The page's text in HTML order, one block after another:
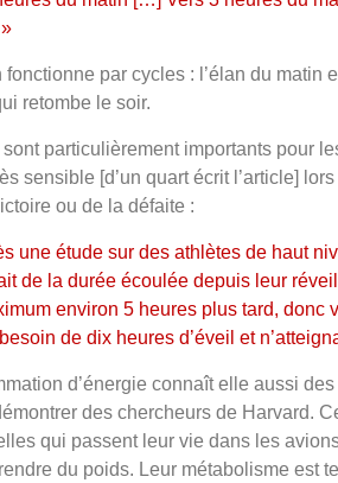
fonctionne par cycles : l’élan du matin
retombe le soir.
particulièrement importants pour
sensible [d’un quart écrit l’article]
ou de la défaite :
une étude sur des athlètes de haut
de la durée écoulée depuis leur
environ 5 heures plus tard, donc
de dix heures d’éveil et
d’énergie connaît elle aussi
des chercheurs de Harvard.
qui passent leur vie dans les
du poids. Leur métabolisme est